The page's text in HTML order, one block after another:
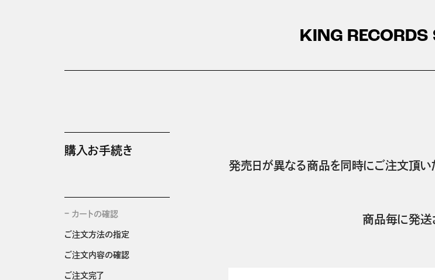
KING RECORDS
購入お手続き
カートの確認
ご注文方法の指定
ご注文内容の確認
ご注文完了
発売日が異なる商品を同時にご注文頂い
商品毎に発送